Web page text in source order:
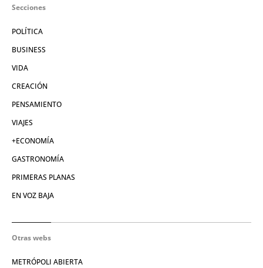
Secciones
POLÍTICA
BUSINESS
VIDA
CREACIÓN
PENSAMIENTO
VIAJES
+ECONOMÍA
GASTRONOMÍA
PRIMERAS PLANAS
EN VOZ BAJA
Otras webs
METRÓPOLI ABIERTA